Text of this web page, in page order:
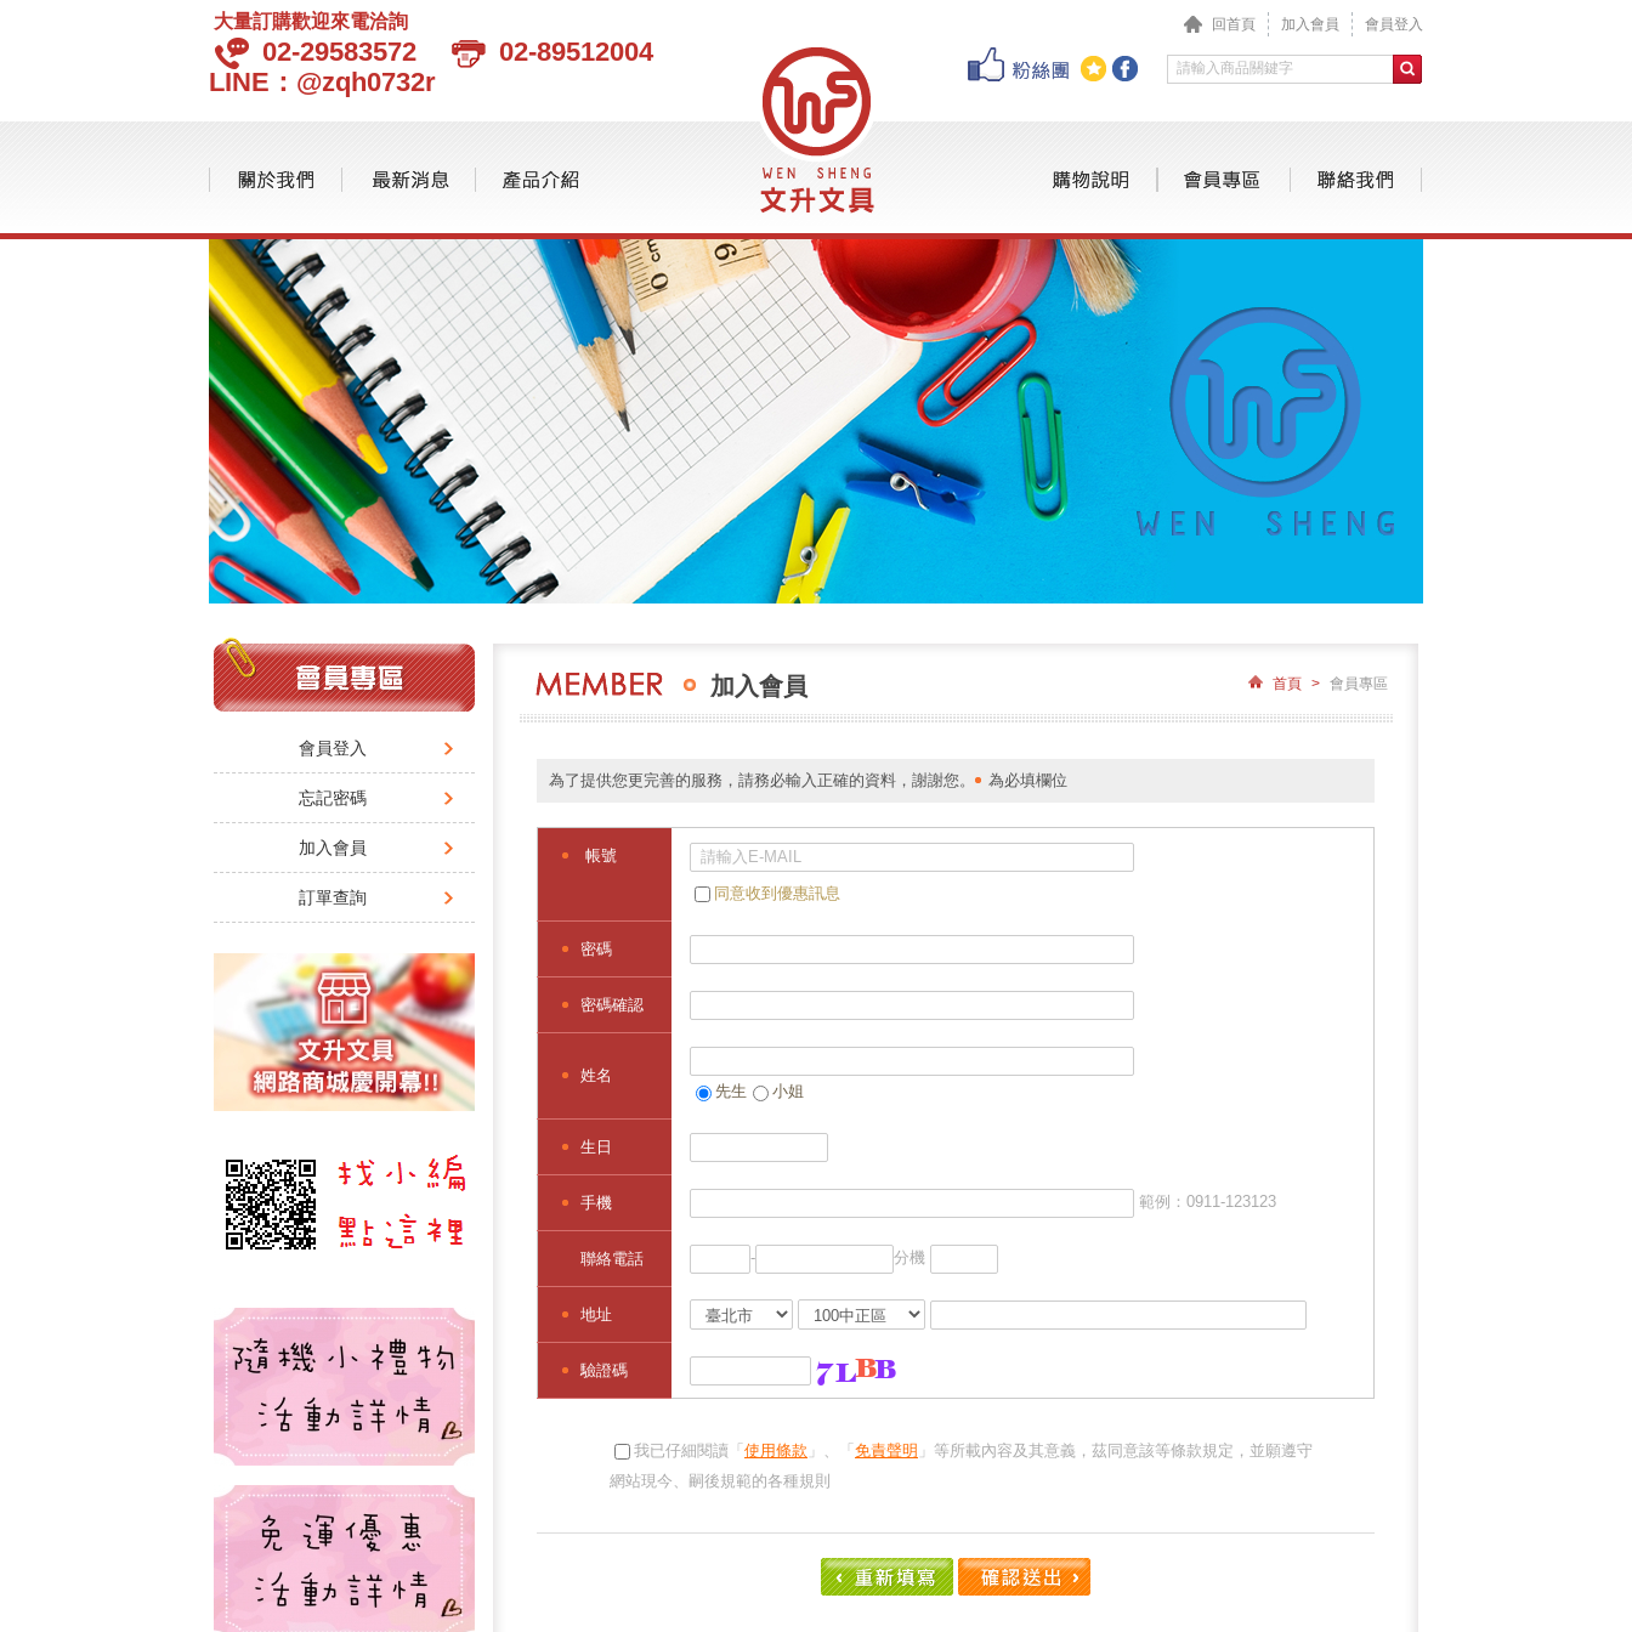
回首頁 加入會員 會員登入
大量訂購歡迎來電洽詢
02-29583572
02-89512004
LINE：@zqh0732r
品牌分類 環保愛地球 補充液 自動鉛筆 / 鉛筆
會員登入
忘記密碼
加入會員
訂單查詢
首頁 > 會員專區
加入會員
為了提供您更完善的服務，請務必輸入正確的資料，謝謝您。 為必填欄位
帳號
同意收到優惠訊息
密碼
密碼確認
姓名
先生
小姐
生日
手機 範例：0911-123123
聯絡電話 - 分機
地址
驗證碼
我已仔細閱讀「 使用條款 」、「 免責聲明
」等所載內容及其意義，茲同意該等條款規定，並願遵守
網站現今、嗣後規範的各種規則